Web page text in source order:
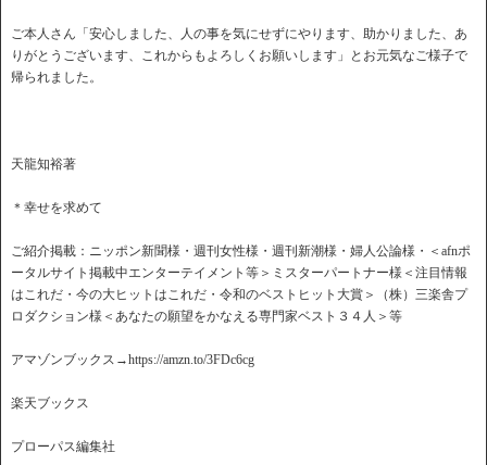
ご本人さん「安心しました、人の事を気にせずにやります、助かりました、あ
りがとうございます、これからもよろしくお願いします」とお元気なご様子で
帰られました。
天龍知裕著
＊幸せを求めて
ご紹介掲載：ニッポン新聞様・週刊女性様・週刊新潮様・婦人公論様・＜afnポ
ータルサイト掲載中エンターテイメント等＞ミスターパートナー様＜注目情報
はこれだ・今の大ヒットはこれだ・令和のベストヒット大賞＞（株）三楽舎プ
ロダクション様＜あなたの願望をかなえる専門家ベスト３４人＞等
アマゾンブックス→https://amzn.to/3FDc6cg
楽天ブックス
プローパス編集社